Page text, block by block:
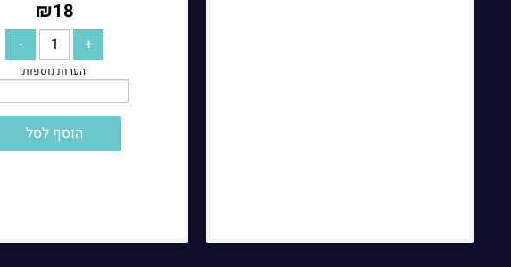
₪18
הוסף לסל